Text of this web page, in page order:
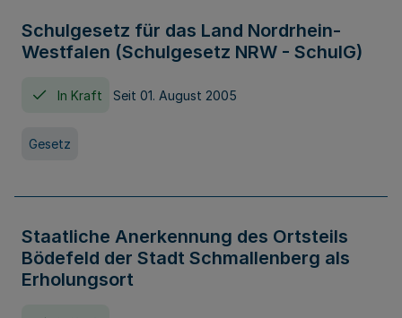
Schulgesetz für das Land Nordrhein-
Westfalen (Schulgesetz NRW - SchulG)
In Kraft Seit 01. August 2005
Gesetz
Staatliche Anerkennung des Ortsteils
Bödefeld der Stadt Schmallenberg als
Erholungsort